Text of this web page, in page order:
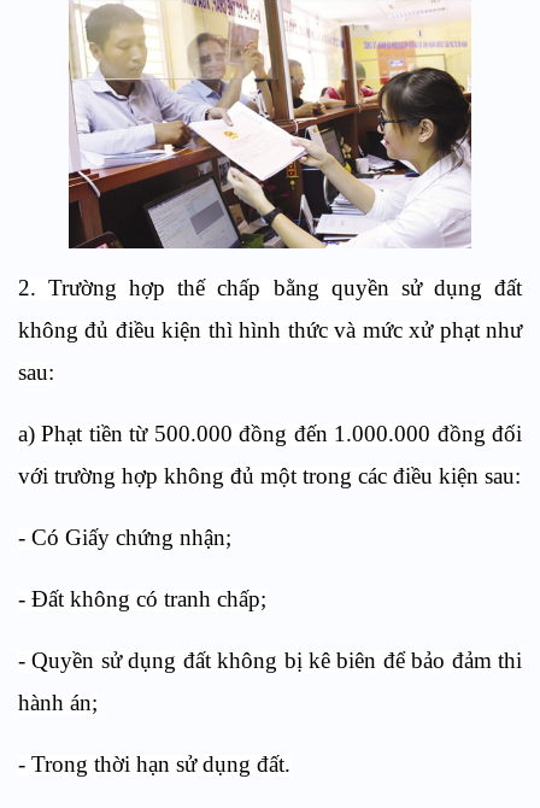
2. Trường hợp thế chấp bằng quyền sử dụng đất
không đủ điều kiện thì hình thức và mức xử phạt như
sau:
a) Phạt tiền từ 500.000 đồng đến 1.000.000 đồng đối
với trường hợp không đủ một trong các điều kiện sau:
- Có Giấy chứng nhận;
- Đất không có tranh chấp;
- Quyền sử dụng đất không bị kê biên để bảo đảm thi
hành án;
- Trong thời hạn sử dụng đất.